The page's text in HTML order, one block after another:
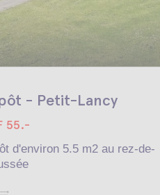
- Petit-Lancy
55.-
d'environ 5.5 m2 au rez-de-